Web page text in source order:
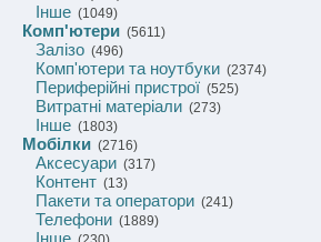
Інше (1049)
Комп'ютери (5611)
Залізо (496)
Комп'ютери та ноутбуки (2374)
Периферійні пристрої (525)
Витратні матеріали (273)
Інше (1803)
Мобілки (2716)
Аксесуари (317)
Контент (13)
Пакети та оператори (241)
Телефони (1889)
Інше